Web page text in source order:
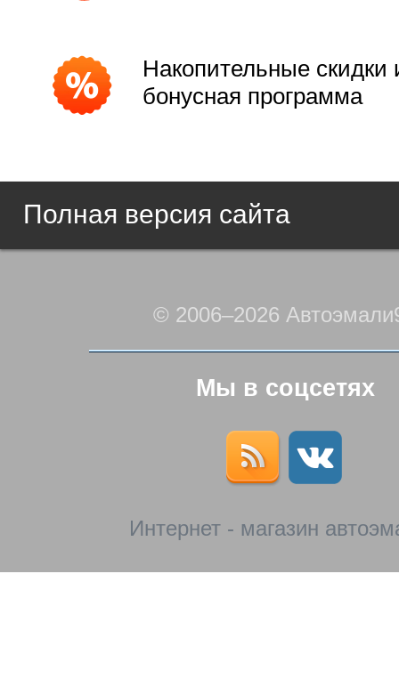
Накопительные скидки
бонусная программа
Полная версия сайта
© 2006–2026
Мы в соцсетях
Интернет - магазин